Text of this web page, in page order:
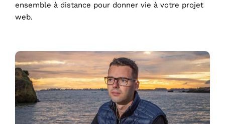
ensemble à distance pour donner vie à votre projet
web.